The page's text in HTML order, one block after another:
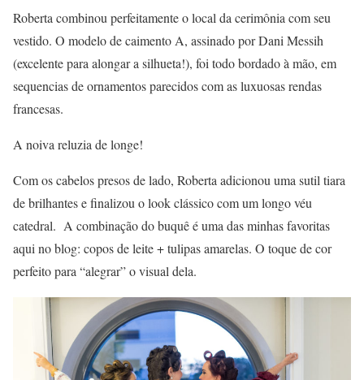
Roberta combinou perfeitamente o local da cerimônia com seu
vestido. O modelo de caimento A, assinado por Dani Messih
(excelente para alongar a silhueta!), foi todo bordado à mão, em
sequencias de ornamentos parecidos com as luxuosas rendas
francesas.
A noiva reluzia de longe!
Com os cabelos presos de lado, Roberta adicionou uma sutil tiara
de brilhantes e finalizou o look clássico com um longo véu
catedral. A combinação do buquê é uma das minhas favoritas
aqui no blog: copos de leite + tulipas amarelas. O toque de cor
perfeito para “alegrar” o visual dela.